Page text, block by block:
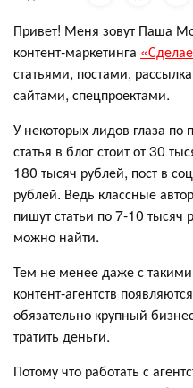
Привет! Меня зовут Паша
контент-маркетинга
статьями, постами,
сайтами, спецпроектами.
У некоторых лидов глаза по
статья в блог стоит от 30
180 тысяч рублей, пост в
рублей. Ведь классные
пишут статьи по 7-10
можно найти.
Тем не менее даже с
контент-агентств
обязательно крупный
тратить деньги.
Потому что работать с